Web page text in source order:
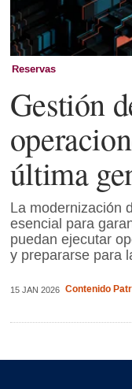
Reservas
Gestión
última
La modernización
esencial para
puedan ejecutar
y prepararse para
15 JAN 2026 Contenido